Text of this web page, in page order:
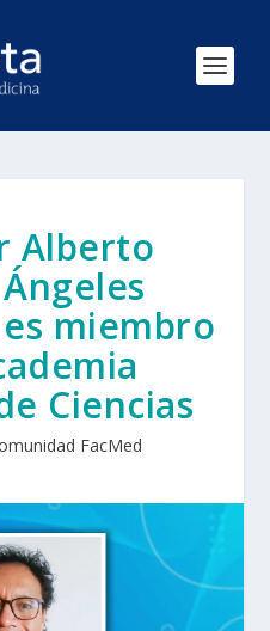
Alberto
miembro
Ciencias
FacMed